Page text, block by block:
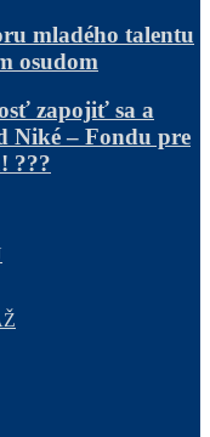
mladého talentu
osudom
zapojiť sa a
Niké – Fondu pre
???